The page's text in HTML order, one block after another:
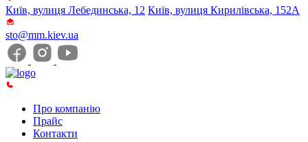
Київ, вулиця Лебединська, 12 Київ, вулиця Кирилівська, 152А
sto@mm.kiev.ua
Про компанію
Прайс
Контакти